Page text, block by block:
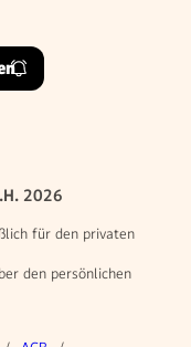
2026
für den privaten
den persönlichen